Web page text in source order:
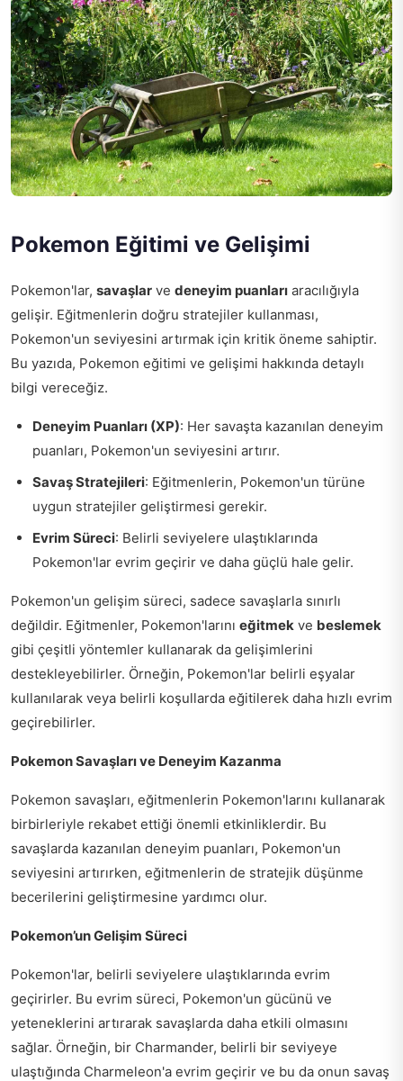
Pokemon Eğitimi ve Gelişimi
Pokemon'lar, savaşlar ve deneyim puanları aracılığıyla
gelişir. Eğitmenlerin doğru stratejiler kullanması,
Pokemon'un seviyesini artırmak için kritik öneme sahiptir.
Bu yazıda, Pokemon eğitimi ve gelişimi hakkında detaylı
bilgi vereceğiz.
Deneyim Puanları (XP): Her savaşta kazanılan deneyim
puanları, Pokemon'un seviyesini artırır.
Savaş Stratejileri: Eğitmenlerin, Pokemon'un türüne
uygun stratejiler geliştirmesi gerekir.
Evrim Süreci: Belirli seviyelere ulaştıklarında
Pokemon'lar evrim geçirir ve daha güçlü hale gelir.
Pokemon'un gelişim süreci, sadece savaşlarla sınırlı
değildir. Eğitmenler, Pokemon'larını eğitmek ve beslemek
gibi çeşitli yöntemler kullanarak da gelişimlerini
destekleyebilirler. Örneğin, Pokemon'lar belirli eşyalar
kullanılarak veya belirli koşullarda eğitilerek daha hızlı evrim
geçirebilirler.
Pokemon Savaşları ve Deneyim Kazanma
Pokemon savaşları, eğitmenlerin Pokemon'larını kullanarak
birbirleriyle rekabet ettiği önemli etkinliklerdir. Bu
savaşlarda kazanılan deneyim puanları, Pokemon'un
seviyesini artırırken, eğitmenlerin de stratejik düşünme
becerilerini geliştirmesine yardımcı olur.
Pokemon’un Gelişim Süreci
Pokemon'lar, belirli seviyelere ulaştıklarında evrim
geçirirler. Bu evrim süreci, Pokemon'un gücünü ve
yeteneklerini artırarak savaşlarda daha etkili olmasını
sağlar. Örneğin, bir Charmander, belirli bir seviyeye
ulaştığında Charmeleon'a evrim geçirir ve bu da onun savaş